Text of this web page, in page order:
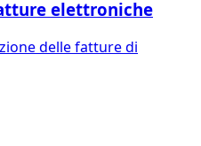
elettroniche
delle fatture di